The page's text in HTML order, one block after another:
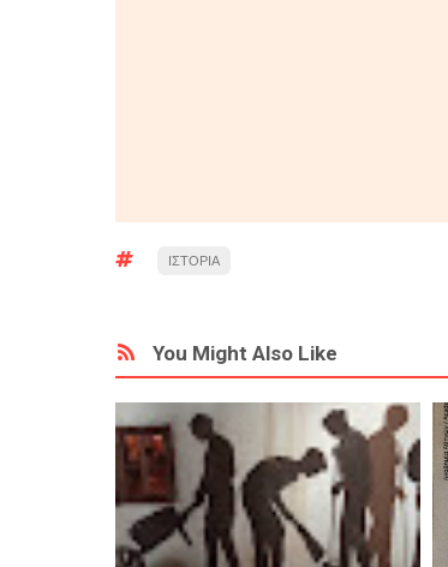
ΙΣΤΟΡΙΑ
You Might Also Like